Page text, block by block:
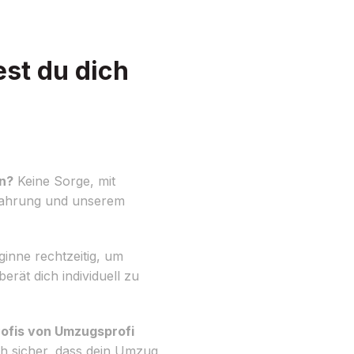
du dich
Keine Sorge, mit
und unserem
rechtzeitig, um
dich individuell zu
von Umzugsprofi
sicher, dass dein Umzug